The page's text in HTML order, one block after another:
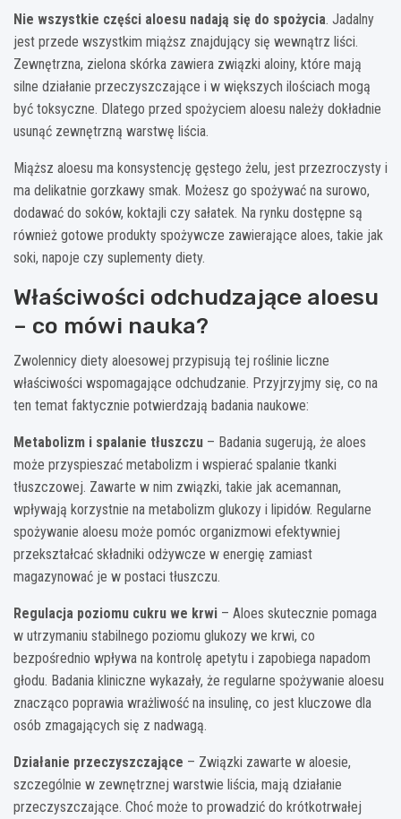
Nie wszystkie części aloesu nadają się do spożycia. Jadalny
jest przede wszystkim miąższ znajdujący się wewnątrz liści.
Zewnętrzna, zielona skórka zawiera związki aloiny, które mają
silne działanie przeczyszczające i w większych ilościach mogą
być toksyczne. Dlatego przed spożyciem aloesu należy dokładnie
usunąć zewnętrzną warstwę liścia.
Miąższ aloesu ma konsystencję gęstego żelu, jest przezroczysty i
ma delikatnie gorzkawy smak. Możesz go spożywać na surowo,
dodawać do soków, koktajli czy sałatek. Na rynku dostępne są
również gotowe produkty spożywcze zawierające aloes, takie jak
soki, napoje czy suplementy diety.
Właściwości odchudzające aloesu
– co mówi nauka?
Zwolennicy diety aloesowej przypisują tej roślinie liczne
właściwości wspomagające odchudzanie. Przyjrzyjmy się, co na
ten temat faktycznie potwierdzają badania naukowe:
Metabolizm i spalanie tłuszczu – Badania sugerują, że aloes
może przyspieszać metabolizm i wspierać spalanie tkanki
tłuszczowej. Zawarte w nim związki, takie jak acemannan,
wpływają korzystnie na metabolizm glukozy i lipidów. Regularne
spożywanie aloesu może pomóc organizmowi efektywniej
przekształcać składniki odżywcze w energię zamiast
magazynować je w postaci tłuszczu.
Regulacja poziomu cukru we krwi – Aloes skutecznie pomaga
w utrzymaniu stabilnego poziomu glukozy we krwi, co
bezpośrednio wpływa na kontrolę apetytu i zapobiega napadom
głodu. Badania kliniczne wykazały, że regularne spożywanie aloesu
znacząco poprawia wrażliwość na insulinę, co jest kluczowe dla
osób zmagających się z nadwagą.
Działanie przeczyszczające – Związki zawarte w aloesie,
szczególnie w zewnętrznej warstwie liścia, mają działanie
przeczyszczające. Choć może to prowadzić do krótkotrwałej